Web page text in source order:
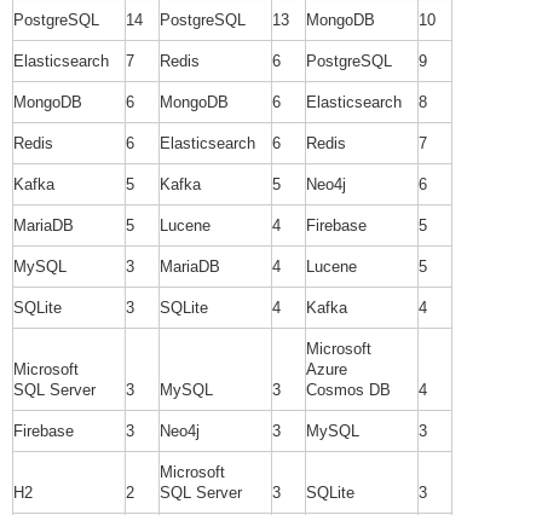
PostgreSQL 14 PostgreSQL 13 MongoDB 10
Elasticsearch 7 Redis 6 PostgreSQL 9
MongoDB 6 MongoDB 6 Elasticsearch 8
Redis 6 Elasticsearch 6 Redis 7
Kafka 5 Kafka 5 Neo4j 6
MariaDB 5 Lucene 4 Firebase 5
MySQL 3 MariaDB 4 Lucene 5
SQLite 3 SQLite 4 Kafka 4
Microsoft
SQL Server
3 MySQL 3
Microsoft
Azure
Cosmos DB
4
Firebase 3 Neo4j 3 MySQL 3
H2 2
Microsoft
SQL Server
3 SQLite 3